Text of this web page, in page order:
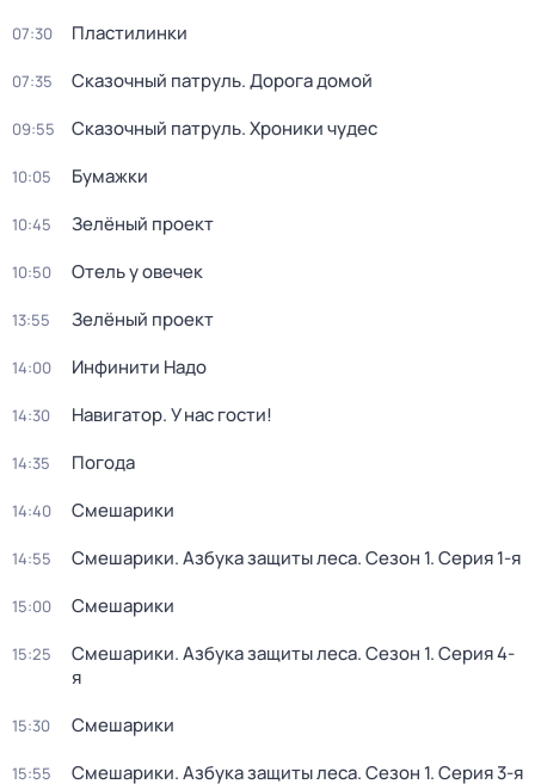
07:30 Пластилинки
07:35 Сказочный патруль. Дорога домой
09:55 Сказочный патруль. Хроники чудес
10:05 Бумажки
10:45 Зелёный проект
10:50 Отель у овечек
13:55 Зелёный проект
14:00 Инфинити Надо
14:30 Навигатор. У нас гости!
14:35 Погода
14:40 Смешарики
14:55 Смешарики. Азбука защиты леса. Сезон 1. Серия 1-я
15:00 Смешарики
15:25 Смешарики. Азбука защиты леса. Сезон 1. Серия 4-
я
15:30 Смешарики
15:55 Смешарики. Азбука защиты леса. Сезон 1. Серия 3-я